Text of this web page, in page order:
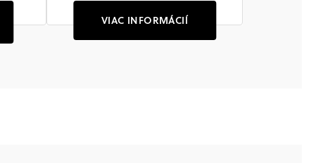
VIAC INFORMÁCIÍ